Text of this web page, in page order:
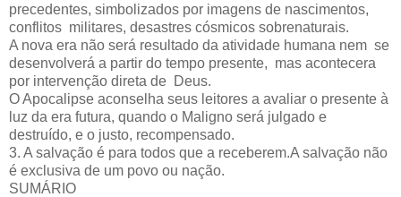
precedentes, simbolizados por imagens de nascimentos,
conflitos militares, desastres cósmicos sobrenaturais.
A nova era não será resultado da atividade humana nem se
desenvolverá a partir do tempo presente, mas acontecera
por intervenção direta de Deus.
O Apocalipse aconselha seus leitores a avaliar o presente à
luz da era futura, quando o Maligno será julgado e
destruído, e o justo, recompensado.
3. A salvação é para todos que a receberem.A salvação não
é exclusiva de um povo ou nação.
SUMÁRIO